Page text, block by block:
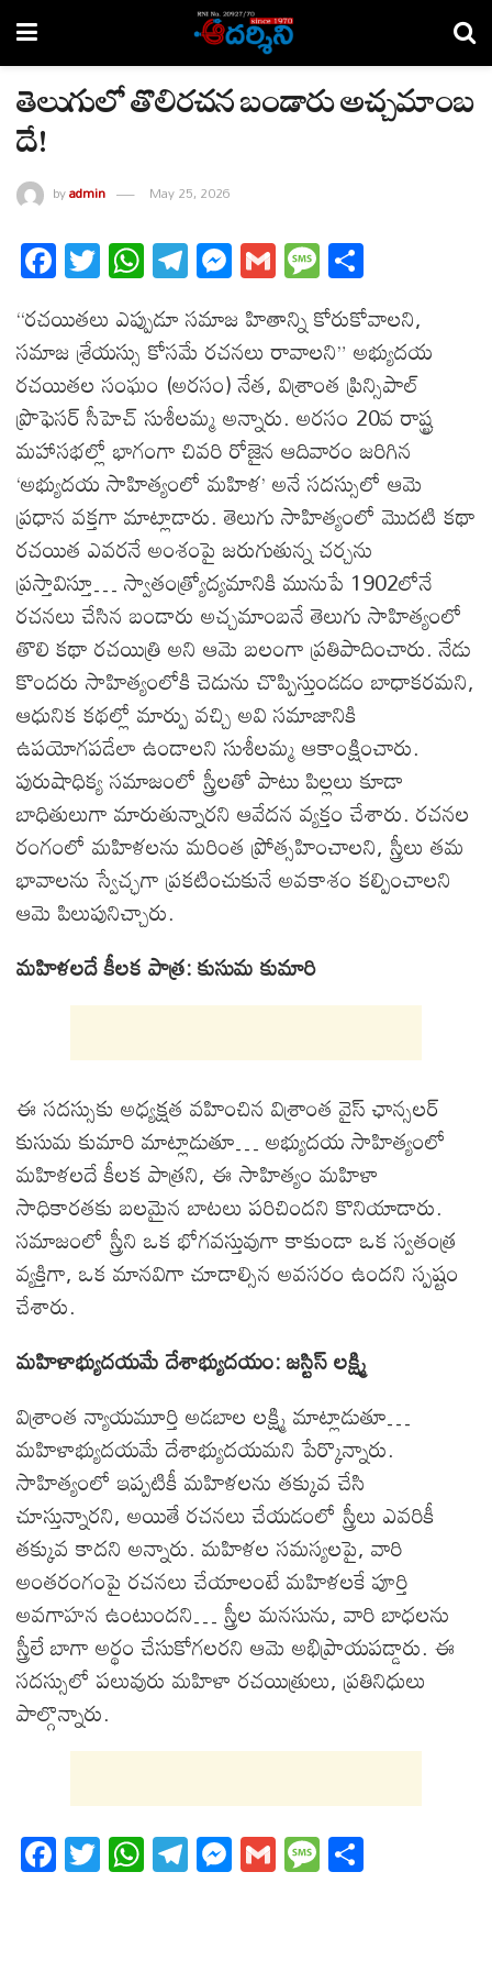
తెలుగులో తొలిరచన బండారు అచ్చమాంబ
దే!
byadmin May 25, 2026
Fa
ce
bo
ok
T
wi
tt
er
W
ha
ts
A
pp
T
el
eg
ra
m
M
es
se
ng
er
G
m
ail
M
es
sa
ge
ha
re
“రచయితలు ఎప్పుడూ సమాజ హితాన్ని కోరుకోవాలని,
సమాజ శ్రేయస్సు కోసమే రచనలు రావాలని” అభ్యుదయ
రచయితల సంఘం (అరసం) నేత, విశ్రాంత ప్రిన్సిపాల్
ప్రొఫెసర్ సీహెచ్ సుశీలమ్మ అన్నారు. అరసం 20వ రాష్ట్ర
మహాసభల్లో భాగంగా చివరి రోజైన ఆదివారం జరిగిన
‘అభ్యుదయ సాహిత్యంలో మహిళ’ అనే సదస్సులో ఆమె
ప్రధాన వక్తగా మాట్లాడారు. తెలుగు సాహిత్యంలో మొదటి కథా
రచయిత ఎవరనే అంశంపై జరుగుతున్న చర్చను
ప్రస్తావిస్తూ… స్వాతంత్ర్యోద్యమానికి మునుపే 1902లోనే
రచనలు చేసిన బండారు అచ్చమాంబనే తెలుగు సాహిత్యంలో
తొలి కథా రచయిత్రి అని ఆమె బలంగా ప్రతిపాదించారు. నేడు
కొందరు సాహిత్యంలోకి చెడును చొప్పిస్తుండడం బాధాకరమని,
ఆధునిక కథల్లో మార్పు వచ్చి అవి సమాజానికి
ఉపయోగపడేలా ఉండాలని సుశీలమ్మ ఆకాంక్షించారు.
పురుషాధిక్య సమాజంలో స్త్రీలతో పాటు పిల్లలు కూడా
బాధితులుగా మారుతున్నారని ఆవేదన వ్యక్తం చేశారు. రచనల
రంగంలో మహిళలను మరింత ప్రోత్సహించాలని, స్త్రీలు తమ
భావాలను స్వేచ్ఛగా ప్రకటించుకునే అవకాశం కల్పించాలని
ఆమె పిలుపునిచ్చారు.
మహిళలదే కీలక పాత్ర: కుసుమ కుమారి
ఈ సదస్సుకు అధ్యక్షత వహించిన విశ్రాంత వైస్ ఛాన్సలర్
కుసుమ కుమారి మాట్లాడుతూ… అభ్యుదయ సాహిత్యంలో
మహిళలదే కీలక పాత్రని, ఈ సాహిత్యం మహిళా
సాధికారతకు బలమైన బాటలు పరిచిందని కొనియాడారు.
సమాజంలో స్త్రీని ఒక భోగవస్తువుగా కాకుండా ఒక స్వతంత్ర
వ్యక్తిగా, ఒక మానవిగా చూడాల్సిన అవసరం ఉందని స్పష్టం
చేశారు.
మహిళాభ్యుదయమే దేశాభ్యుదయం: జస్టిస్ లక్ష్మి
విశ్రాంత న్యాయమూర్తి అడబాల లక్ష్మి మాట్లాడుతూ…
మహిళాభ్యుదయమే దేశాభ్యుదయమని పేర్కొన్నారు.
సాహిత్యంలో ఇప్పటికీ మహిళలను తక్కువ చేసి
చూస్తున్నారని, అయితే రచనలు చేయడంలో స్త్రీలు ఎవరికీ
తక్కువ కాదని అన్నారు. మహిళల సమస్యలపై, వారి
అంతరంగంపై రచనలు చేయాలంటే మహిళలకే పూర్తి
అవగాహన ఉంటుందని… స్త్రీల మనసును, వారి బాధలను
స్త్రీలే బాగా అర్థం చేసుకోగలరని ఆమె అభిప్రాయపడ్డారు. ఈ
సదస్సులో పలువురు మహిళా రచయిత్రులు, ప్రతినిధులు
పాల్గొన్నారు.
Fa
ce
T
wi
W
ha
T
el
M
es
G
m
M
es